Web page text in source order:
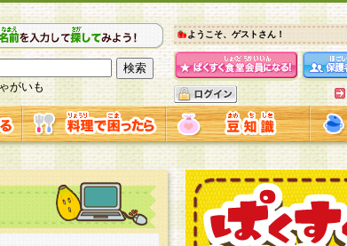
がいも
ようこそ、ゲストさん！